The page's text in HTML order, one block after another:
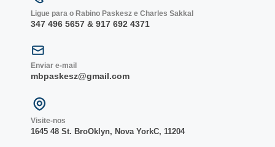
Ligue para o Rabino Paskesz e Charles Sakkal
347 496 5657 & 917 692 4371
Enviar e-mail
mbpaskesz@gmail.com
Visite-nos
1645 48 St. BroOklyn, Nova YorkC, 11204